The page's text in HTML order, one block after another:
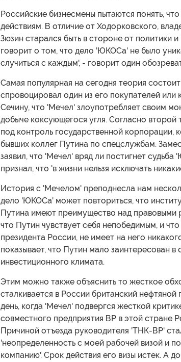
Российские бизнесмены пытаются понять,
действиям. В отличие от Ходорковского,
Зюзин старался быть в стороне от политики
говорит о том, что дело 'ЮКОСа' не было
случиться с каждым', - говорит один
Самая популярная на сегодня теория
спровоцировал один из его покупателей
Сечину, что 'Мечел' злоупотребляет своим
добыче коксующегося угля. Согласно
под контроль государственной корпорации,
бывших коллег Путина по спецслужбам.
заявил, что 'Мечел' вряд ли постигнет
признал, что 'в жизни нельзя исключать
История с 'Мечелом' преподнесла нам
дело 'ЮКОСа' может повториться, что
Путина имеют преимущество над правовыми
что Путин чувствует себя непобедимым, и
президента России, не имеет на него
показывает, что Путин мало заинтересован в
инвестиционного климата.
Этим можно также объяснить то жесткое
сталкивается в России британский
день, когда 'Мечел' подвергся жесткой
совместного предприятия ВР в этой стране
Причиной отъезда руководителя 'ТНК-ВР'
'неопределенность с моей рабочей визой и
компанию'. Срок действия его визы истек. А